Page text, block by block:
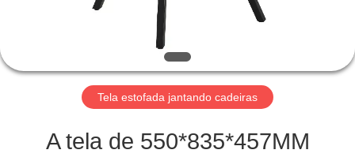
FÁBRICA
CONTROLE
QUALIDADE
Tela estofada jantando cadeiras
A tela de 550*835*457MM